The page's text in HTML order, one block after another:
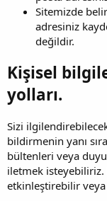
Sitemizde
adresiniz
değildir.
Kişisel
yolları.
Sizi
bildirmenin yanı
bültenleri veya
iletmek
etkinleştirebilir veya